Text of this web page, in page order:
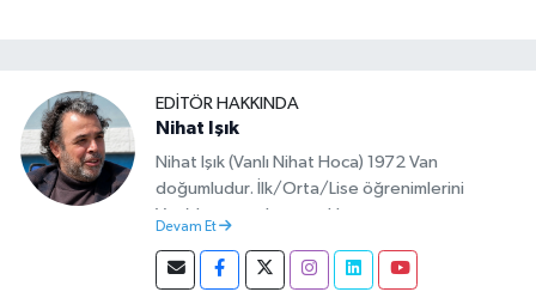
EDITÖR HAKKINDA
Nihat Işık
Nihat Işık (Vanlı Nihat Hoca) 1972 Van
doğumludur. İlk/Orta/Lise öğrenimlerini
Van’da tamamlamıştır. Hacettepe mezunu
başlamıştır. Asteğmen olarak yaptığı vatani
görevi dönüşü Van Sosyal Hizmetler İl
Devam Et